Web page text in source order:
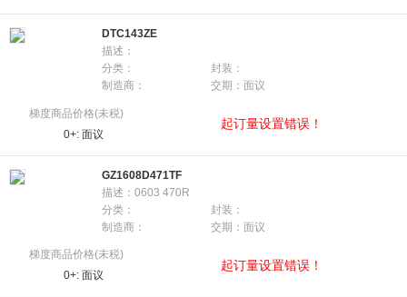
DTC143ZE
描述：
分类：
封装：
制造商：
交期：面议
梯度商品价格(未税)
0+: 面议
起订量设置错误！
GZ1608D471TF
描述：0603 470R
分类：
封装：
制造商：
交期：面议
梯度商品价格(未税)
0+: 面议
起订量设置错误！